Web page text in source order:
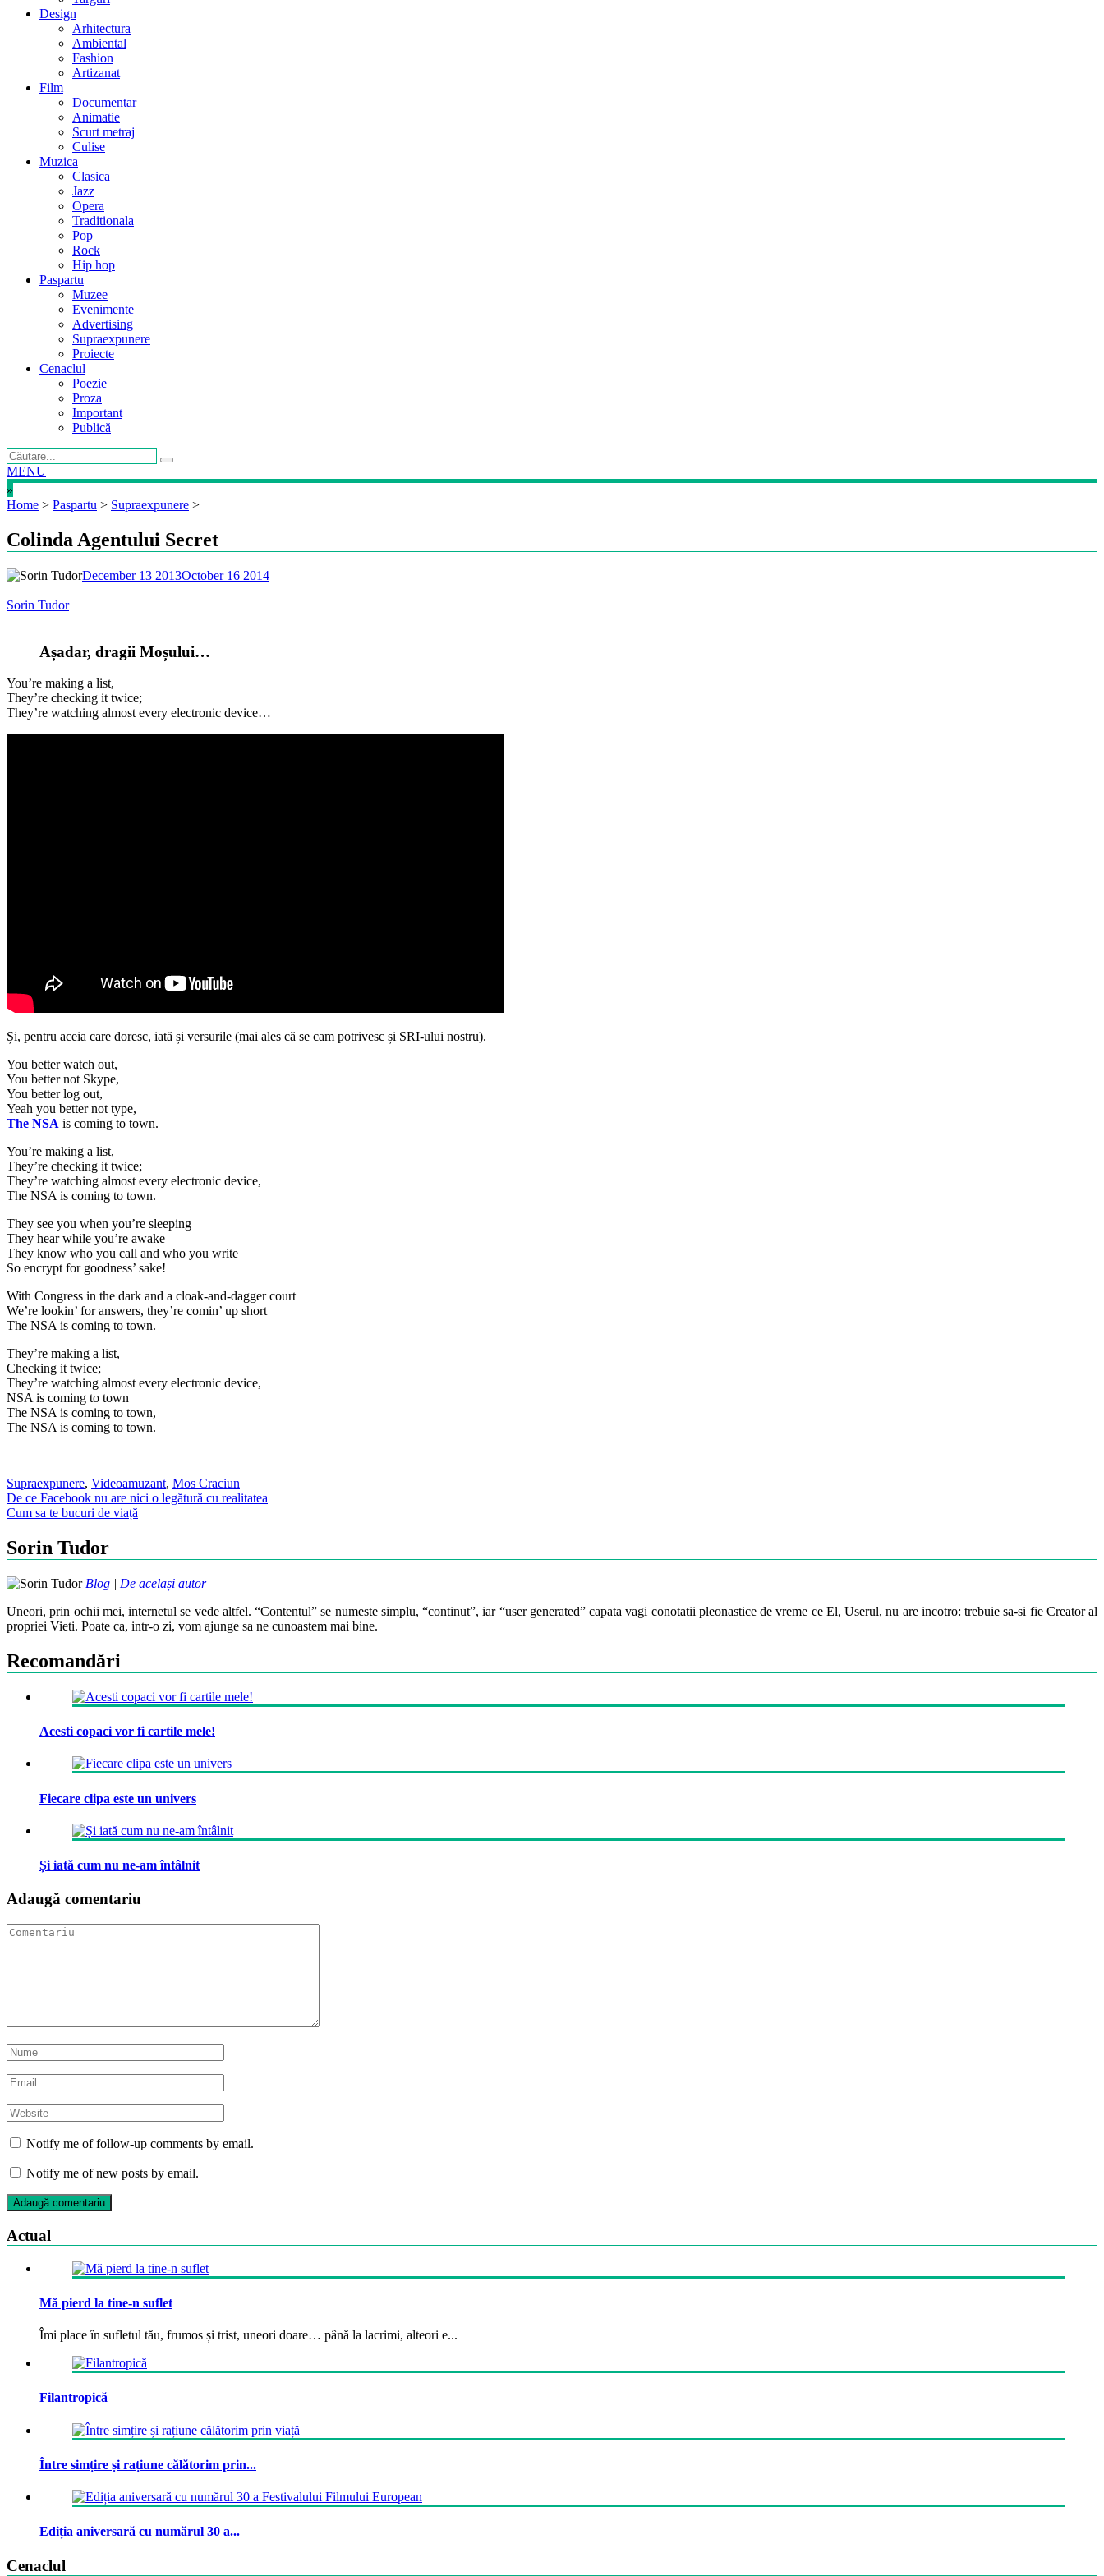
Design
Arhitectura
Ambiental
Fashion
Artizanat
Film
Documentar
Animatie
Scurt metraj
Culise
Muzica
Clasica
Jazz
Opera
Traditionala
Pop
Rock
Hip hop
Paspartu
Muzee
Evenimente
Advertising
Supraexpunere
Proiecte
Cenaclul
Poezie
Proza
Important
Publică
MENU
»
Home > Paspartu > Supraexpunere >
Colinda Agentului Secret
December 13 2013October 16 2014
Sorin Tudor
Așadar, dragii Moșului…
You’re making a list,
They’re checking it twice;
They’re watching almost every electronic device…
Și, pentru aceia care doresc, iată și versurile (mai ales că se cam potrivesc și SRI-ului nostru).
You better watch out,
You better not Skype,
You better log out,
Yeah you better not type,
The NSA is coming to town.
You’re making a list,
They’re checking it twice;
They’re watching almost every electronic device,
The NSA is coming to town.
They see you when you’re sleeping
They hear while you’re awake
They know who you call and who you write
So encrypt for goodness’ sake!
With Congress in the dark and a cloak-and-dagger court
We’re lookin’ for answers, they’re comin’ up short
The NSA is coming to town.
They’re making a list,
Checking it twice;
They’re watching almost every electronic device,
NSA is coming to town
The NSA is coming to town,
The NSA is coming to town.
Supraexpunere, Videoamuzant, Mos Craciun
Post
navigation
De ce Facebook nu are nici o legătură cu realitatea
Cum sa te bucuri de viață
Sorin Tudor
Blog | De același autor
Uneori, prin ochii mei, internetul se vede altfel. “Contentul” se numeste simplu, “continut”, iar “user generated” capata vagi conotatii pleonastice de vreme ce El, Userul, nu are incotro: trebuie sa-si fie Creator al
propriei Vieti. Poate ca, intr-o zi, vom ajunge sa ne cunoastem mai bine.
Recomandări
Acesti copaci vor fi cartile mele!
Fiecare clipa este un univers
Și iată cum nu ne-am întâlnit
Adaugă comentariu
Notify me of follow-up comments by email.
Notify me of new posts by email.
Actual
Mă pierd la tine-n suflet
Îmi place în sufletul tău, frumos și trist, uneori doare… până la lacrimi, alteori e...
Filantropică
Între simțire și rațiune călătorim prin...
Ediția aniversară cu numărul 30 a...
Cenaclul